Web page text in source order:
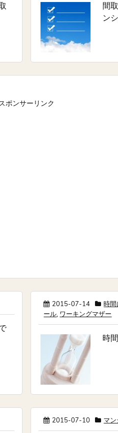
間
ン
ポンサーリンク
2015-07-14 時
ール, ワーキングマザー
時
2015-07-10 マ